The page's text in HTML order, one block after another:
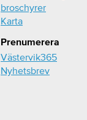
broschyrer
Karta
Prenumerera
Västervik365
Nyhetsbrev